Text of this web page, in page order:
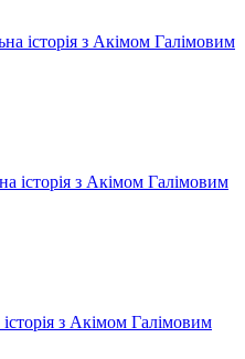
історія з Акімом Галімовим
історія з Акімом Галімовим
з Акімом Галімовим